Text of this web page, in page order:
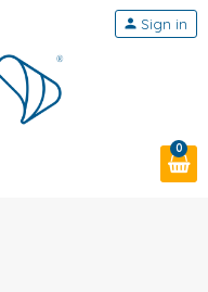
person Sign in
0